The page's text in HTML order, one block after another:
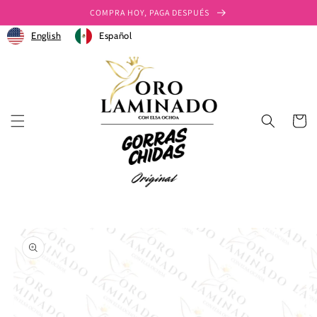
al contenido
COMPRA HOY, PAGA DESPUÉS
English Español
Carrito
directamente
a la
información
del producto